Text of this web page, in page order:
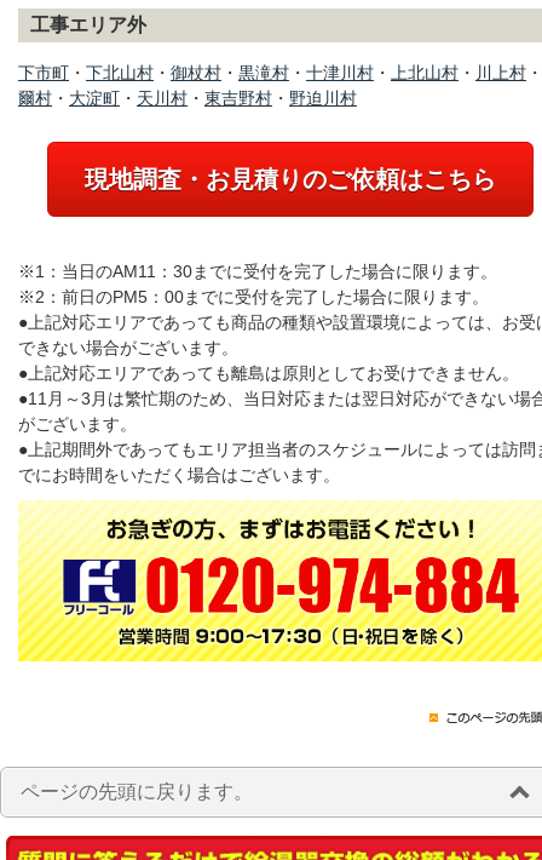
工事エリア外
下市町 ・ 下北山村 ・ 御杖村 ・ 黒滝村 ・ 十津川村 ・ 上北山村 ・ 川上村 ・
爾村 ・ 大淀町 ・ 天川村 ・ 東吉野村 ・ 野迫川村
現地調査・お見積りのご依頼はこちら
※1：当日のAM11：30までに受付を完了した場合に限ります。
※2：前日のPM5：00までに受付を完了した場合に限ります。
●上記対応エリアであっても商品の種類や設置環境によっては、お受
できない場合がございます。
●上記対応エリアであっても離島は原則としてお受けできません。
●11月～3月は繁忙期のため、当日対応または翌日対応ができない場
がございます。
●上記期間外であってもエリア担当者のスケジュールによっては訪問
でにお時間をいただく場合はございます。
ページの先頭に戻ります。